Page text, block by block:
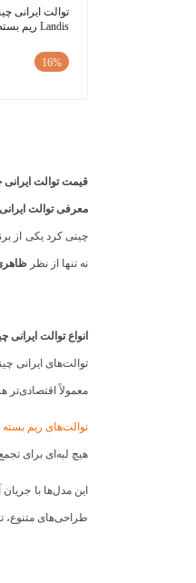
توالت ایرانی
Landis ریم بسته
16%
قیمت توالت ایرانی چینی کرد
معرفی توالت
چینی کرد یکی از
نه تنها از نظر
انواع توالت ایرانی
توالت‌های ایرانی
معمولاً اقتصادی‌تر
توالت‌های ریم بسته
هیچ لبه‌ای برای
این مدل‌ها با
طراحی‌های متنوع،